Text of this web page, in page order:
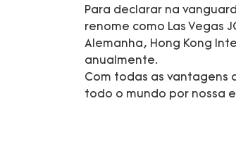
Para declarar na
renome como Las Vegas
Alemanha, Hong Kong
anualmente.
Com todas as vantagens
todo o mundo por nossa